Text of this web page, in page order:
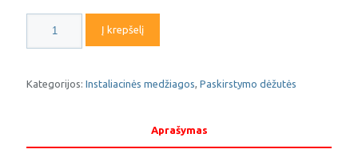
kiekis:
Dangtelis
varžteliais
Į krepšelį
Kategorijos: Instaliacinės medžiagos, Paskirstymo dėžutės
Aprašymas